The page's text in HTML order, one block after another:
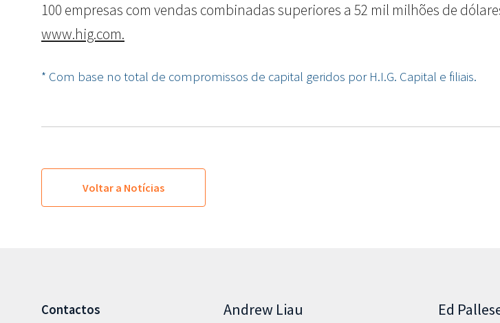
100 empresas com vendas combinadas superiores a 52 mil milhões de
www.hig.com.
* Com base no total de compromissos de capital geridos por H.I.G. Capital e filiais.
Voltar a Notícias
Contactos Andrew Liau Ed